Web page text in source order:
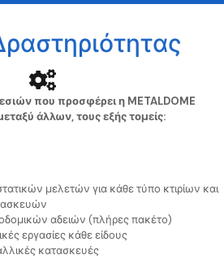
που προσφέρει η METALDOME
άλλων, τους εξής τομείς:
μελετών για κάθε τύπο κτιρίων και
αδειών (πλήρες πακέτο)
εργασίες κάθε είδους
κατασκευές